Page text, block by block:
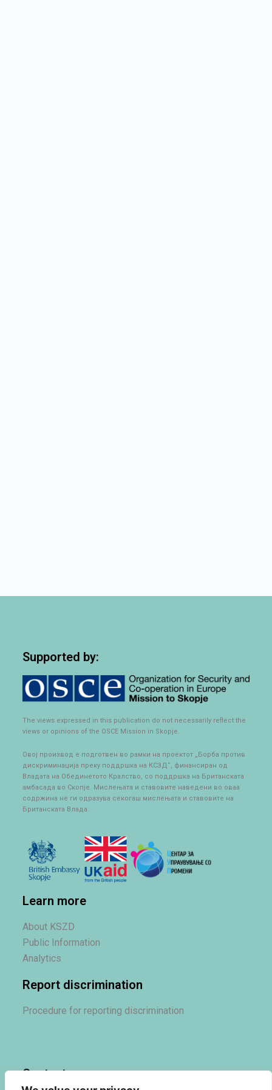
Supported by:
The views expressed in this publication do not necessarily reflect the
views or opinions of the OSCE Mission in Skopje.
Овој производ е подготвен во рамки на проектот „Борба против
дискриминација преку поддршка на КСЗД“, финансиран од
Владата на Обединетото Кралство, со поддршка на Британската
амбасада во Скопје. Мислењата и ставовите наведени во оваа
содржина не ги одразува секогаш мислењата и ставовите на
Британската Влада.
Learn more
About KSZD
Public Information
Analytics
Report discrimination
Procedure for reporting discrimination
Contact us